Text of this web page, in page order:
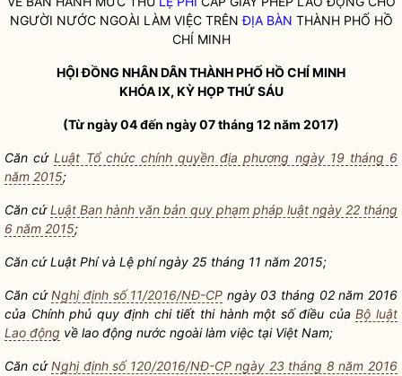
NGƯỜI NƯỚC NGOÀI LÀM VIỆC TRÊNĐỊA BÀN THÀNH PHỐ HỒ
CHÍ MINH
HỘI ĐỒNG NHÂN DÂNTHÀNH PHỐ HỒ CHÍ MINH
KHÓA IX, KỲ HỌP THỨ SÁU
(Từ ngày 04 đến ngày 07 tháng 12 năm 2017)
Căn cứLuật Tổ chức chính quyền địa phương ngày 19 tháng 6
năm 2015;
Căn cứLuật Ban hành văn bản quy phạm pháp luật ngày 22 tháng
6 năm 2015;
Căn cứ Luật Phívà Lệ phíngày 25 tháng 11 năm 2015;
Căn cứNghị định số 11/2016/NĐ-CP ngày 03 tháng 02 năm 2016
của Chính phủ quy định chi tiết thi hành một số điều củaBộ luật
Lao động về lao động nước ngoài làm việc tại Việt Nam;
Căn cứNghị định số 120/2016/NĐ-CP ngày 23 tháng 8 năm 2016